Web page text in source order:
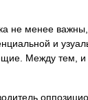
менее важны,
и
Между тем, и